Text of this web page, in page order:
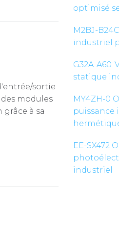
sortie
modules
à sa
optimisé
M2BJ-
industriel
G32A-
statique
MY4ZH-0
puissance
EE-SX472
industriel